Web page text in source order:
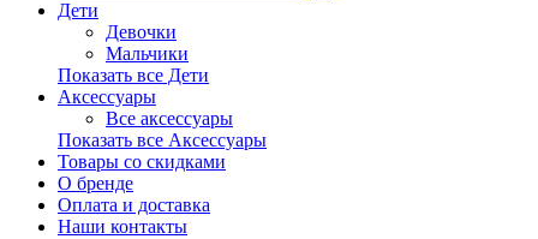
Дети
Девочки
Мальчики
Показать все Дети
Аксессуары
Все аксессуары
Показать все Аксессуары
Товары со скидками
О бренде
Оплата и доставка
Наши контакты